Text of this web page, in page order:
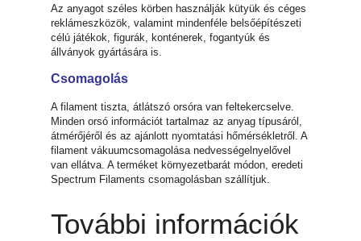
Az anyagot széles körben használják kütyük és céges
reklámeszközök, valamint mindenféle belsőépítészeti
célú játékok, figurák, konténerek, fogantyúk és
állványok gyártására is.
Csomagolás
A filament tiszta, átlátszó orsóra van feltekercselve.
Minden orsó információt tartalmaz az anyag típusáról,
átmérőjéről és az ajánlott nyomtatási hőmérsékletről. A
filament vákuumcsomagolása nedvességelnyelővel
van ellátva. A terméket környezetbarát módon, eredeti
Spectrum Filaments csomagolásban szállítjuk.
További információk